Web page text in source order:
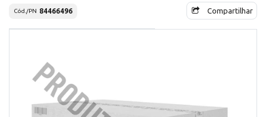
Cód./PN 84466496 Compartilhar